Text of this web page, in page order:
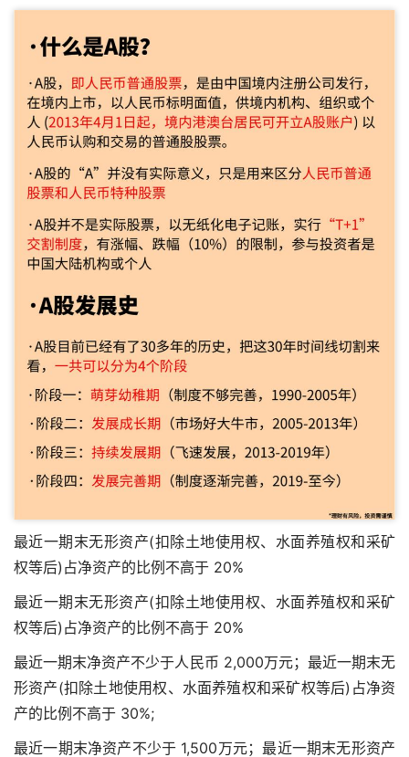
最近一期末无形资产(扣除土地使用权、水面养殖权和采矿
权等后)占净资产的比例不高于 20%
最近一期末无形资产(扣除土地使用权、水面养殖权和采矿
权等后)占净资产的比例不高于 20%
最近一期末净资产不少于人民币 2,000万元；最近一期末无
形资产(扣除土地使用权、水面养殖权和采矿权等后)占净资
产的比例不高于 30%;
最近一期末净资产不少于 1,500万元；最近一期末无形资产